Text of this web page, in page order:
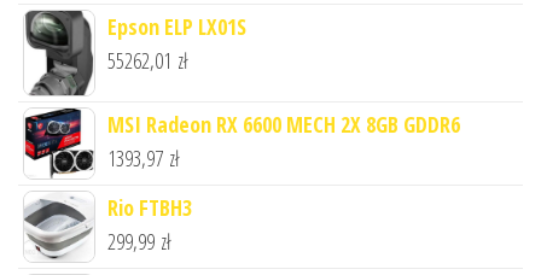
Epson ELP LX01S
55262,01 zł
MSI Radeon RX 6600 MECH 2X 8GB GDDR6
1393,97 zł
Rio FTBH3
299,99 zł